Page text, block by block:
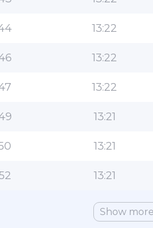
13:22
13:22
13:22
13:21
13:21
13:21
Show more
الشهير لنمط الحياة ، مع ميزات سهلة